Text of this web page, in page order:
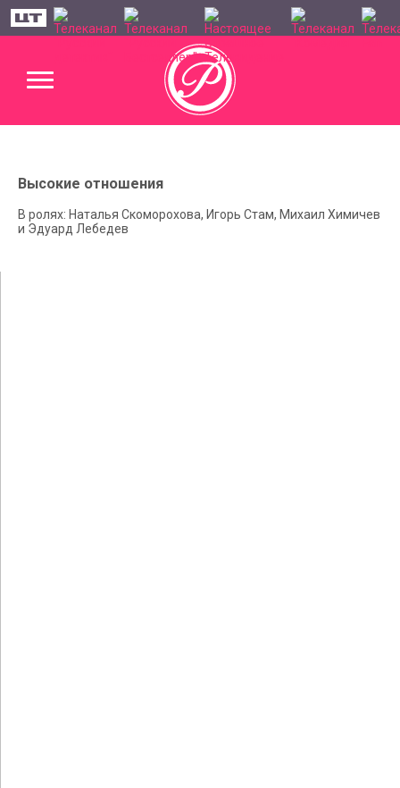
Высокие отношения
В ролях: Наталья Скоморохова, Игорь Стам, Михаил Химичев
и Эдуард Лебедев